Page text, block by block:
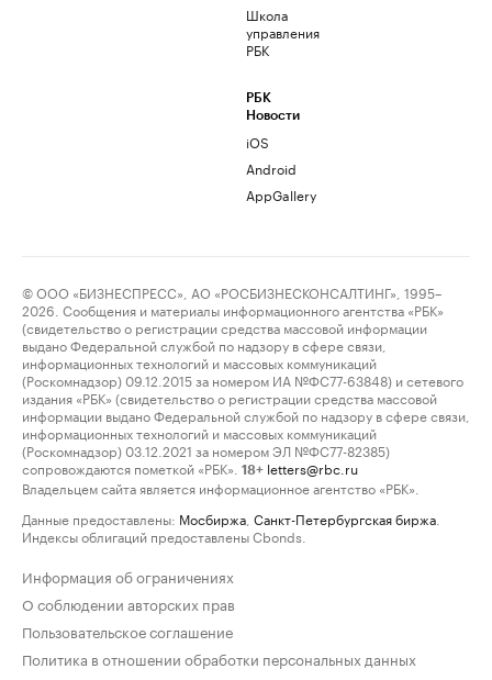
Школа
управления
РБК
РБК
Новости
iOS
Android
AppGallery
© ООО «БИЗНЕСПРЕСС», АО «РОСБИЗНЕСКОНСАЛТИНГ», 1995–
2026. Сообщения и материалы информационного агентства «РБК»
(свидетельство о регистрации средства массовой информации
выдано Федеральной службой по надзору в сфере связи,
информационных технологий и массовых коммуникаций
(Роскомнадзор) 09.12.2015 за номером ИА №ФС77-63848) и сетевого
издания «РБК» (свидетельство о регистрации средства массовой
информации выдано Федеральной службой по надзору в сфере связи,
информационных технологий и массовых коммуникаций
(Роскомнадзор) 03.12.2021 за номером ЭЛ №ФС77-82385)
сопровождаются пометкой «РБК».
18+ letters@rbc.ru
Владельцем сайта является информационное агентство «РБК».
Данные предоставлены: Мосбиржа Санкт-Петербургская биржа
Индексы облигаций предоставлены Cbonds.
Информация об ограничениях
О соблюдении авторских прав
Пользовательское соглашение
Политика в отношении обработки персональных данных